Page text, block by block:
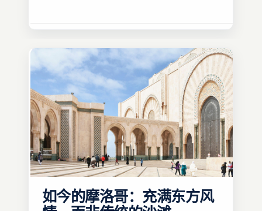
如今的摩洛哥：充满东方风